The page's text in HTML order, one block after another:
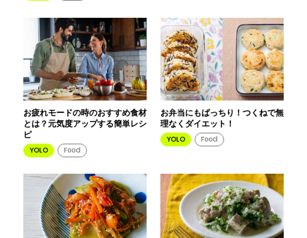
お疲れモードの時のおすすめ食材
とは？元気度アップする簡単レシ
ピ
YOLO Food
お弁当にもばっちり！つくねで無
理なくダイエット！
YOLO Food